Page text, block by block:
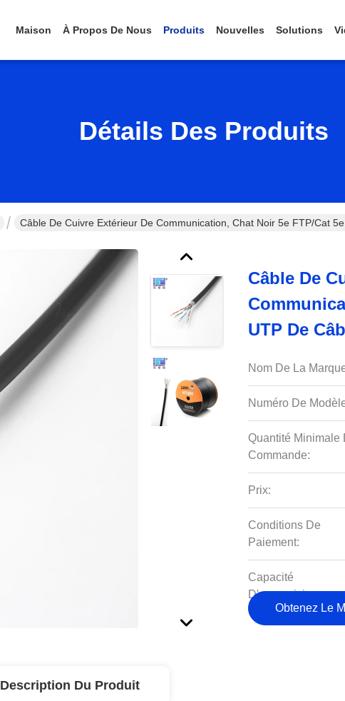
Maison À Propos De Nous Produits Nouvelles Solutions
Détails Des Produits
Câble De Cuivre Extérieur De Communication, Chat Noir 5e FTP/Cat
Câble De
UTP De
Nom De La
Numéro De
Quantité Minimale
Commande:
Prix:
Conditions De
Paiement:
Capacité
Obtenez Le
Description Du Produit